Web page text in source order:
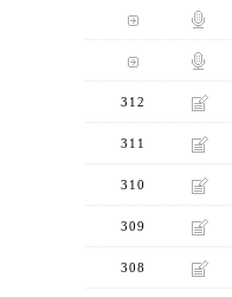
312
311
310
309
308